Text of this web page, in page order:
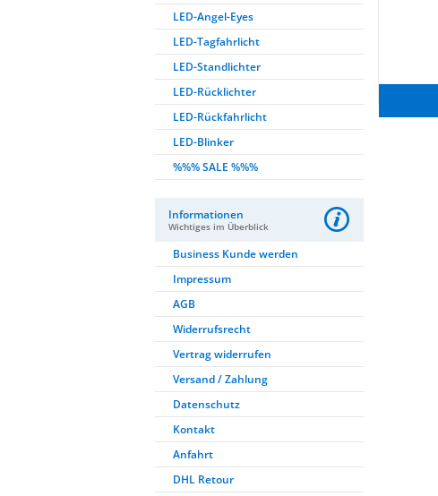
LED-Angel-Eyes
LED-Tagfahrlicht
LED-Standlichter
LED-Rücklichter
LED-Rückfahrlicht
LED-Blinker
%%% SALE %%%
Informationen
Wichtiges im Überblick
Business Kunde werden
Impressum
AGB
Widerrufsrecht
Vertrag widerrufen
Versand / Zahlung
Datenschutz
Kontakt
Anfahrt
DHL Retour